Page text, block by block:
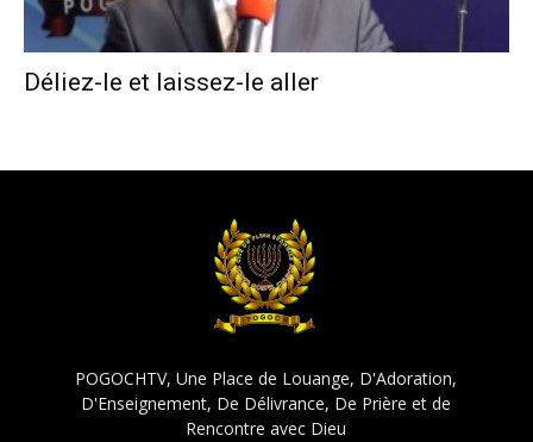
Déliez-le et laissez-le aller
POGOCHTV, Une Place de Louange, D'Adoration,
D'Enseignement, De Délivrance, De Prière et de
Rencontre avec Dieu